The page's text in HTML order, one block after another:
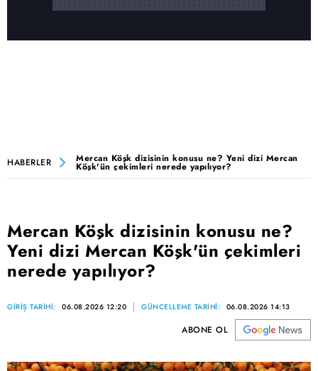
HABERLER Mercan Köşk dizisinin konusu ne? Yeni dizi Mercan
Köşk'ün çekimleri nerede yapılıyor?
Mercan Köşk dizisinin konusu ne?
Yeni dizi Mercan Köşk'ün çekimleri
nerede yapılıyor?
GİRİŞ TARİHİ: 06.08.2026 12:20 GÜNCELLEME TARİHİ: 06.08.2026 14:13
ABONE OL